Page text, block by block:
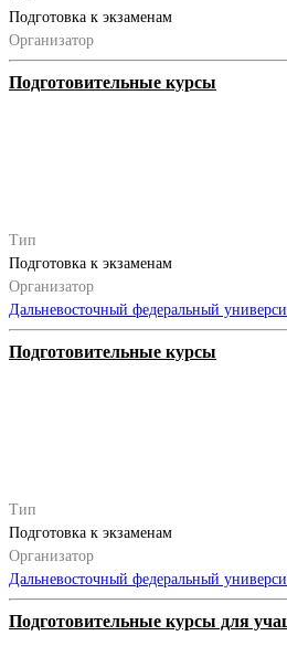
Подготовка к экзаменам
Организатор
Подготовительные курсы
Тип
Подготовка к экзаменам
Организатор
Дальневосточный федеральный
Подготовительные курсы
Тип
Подготовка к экзаменам
Организатор
Дальневосточный федеральный
Подготовительные курсы для